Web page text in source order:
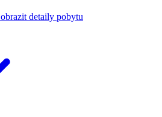
detaily pobytu